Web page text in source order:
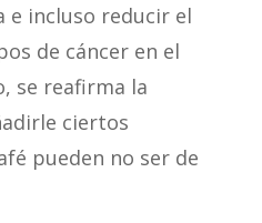
e incluso reducir el
de cáncer en el
se reafirma la
ciertos
pueden no ser de